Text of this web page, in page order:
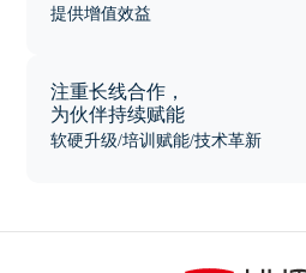
提供增值效益
注重长线合作，
为伙伴持续赋能
软硬升级/培训赋能/技术革新